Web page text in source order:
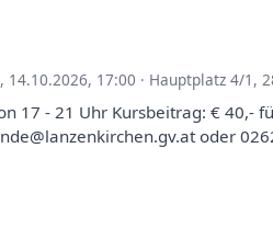
14.10.2026, 17:00 · Hauptplatz 4/1,
17 - 21 Uhr Kursbeitrag: € 40,-
oder